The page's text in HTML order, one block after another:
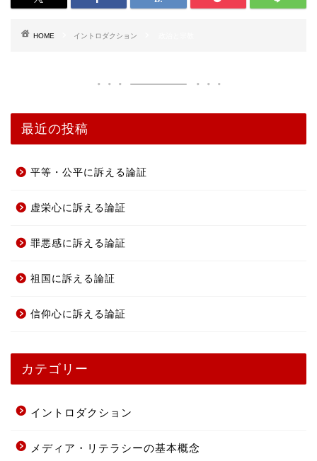
HOME イントロダクション
最近の投稿
平等・公平に訴える論証
虚栄心に訴える論証
罪悪感に訴える論証
祖国に訴える論証
信仰心に訴える論証
カテゴリー
イントロダクション
メディア・リテラシーの基本概念